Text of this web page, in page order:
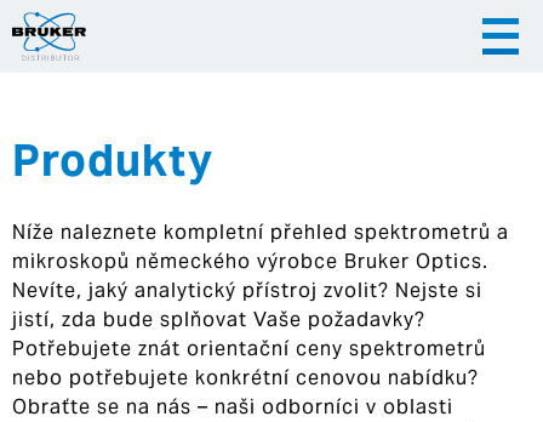
|
Hrvatska
Produkty
Níže naleznete kompletní přehled spektrometrů a
mikroskopů německého výrobce Bruker Optics.
Nevíte, jaký analytický přístroj zvolit? Nejste si
jistí, zda bude splňovat Vaše požadavky?
Potřebujete znát orientační ceny spektrometrů
nebo potřebujete konkrétní cenovou nabídku?
Obraťte se na nás – naši odborníci v oblasti